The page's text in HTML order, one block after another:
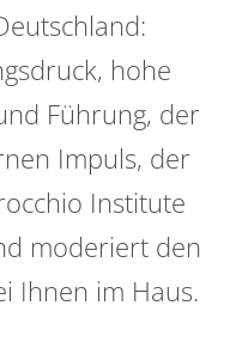
hohe
Führung, der
Impuls, der
Institute
moderiert den
Ihnen im Haus.